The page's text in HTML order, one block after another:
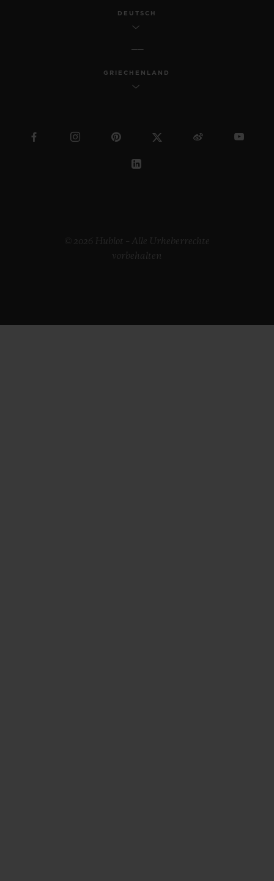
DEUTSCH
GRIECHENLAND
© 2026 Hublot – Alle Urheberrechte
vorbehalten